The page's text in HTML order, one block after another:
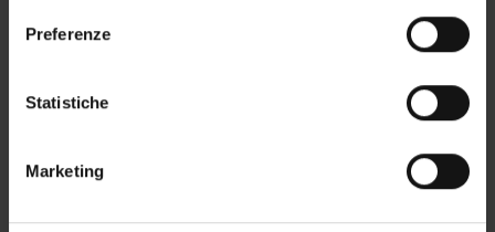
raccogliere informazioni sulla tua posizione
geografica, con un'approssimazione di qualche
Identificare il tuo dispositivo, scansionandolo
Preferenze
Statistiche
Marketing
RESEARCH GROUPS